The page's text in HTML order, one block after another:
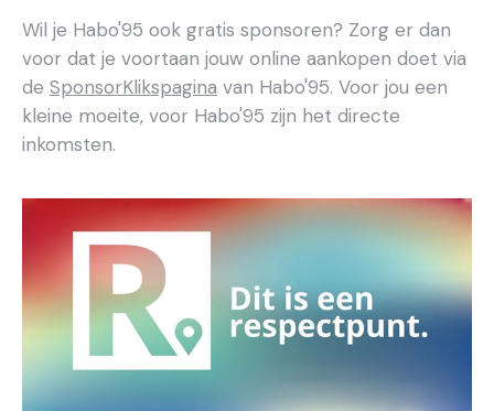
Wil je Habo'95 ook gratis sponsoren? Zorg er dan
voor dat je voortaan jouw online aankopen doet via
de SponsorKlikspagina van Habo'95. Voor jou een
kleine moeite, voor Habo'95 zijn het directe
inkomsten.